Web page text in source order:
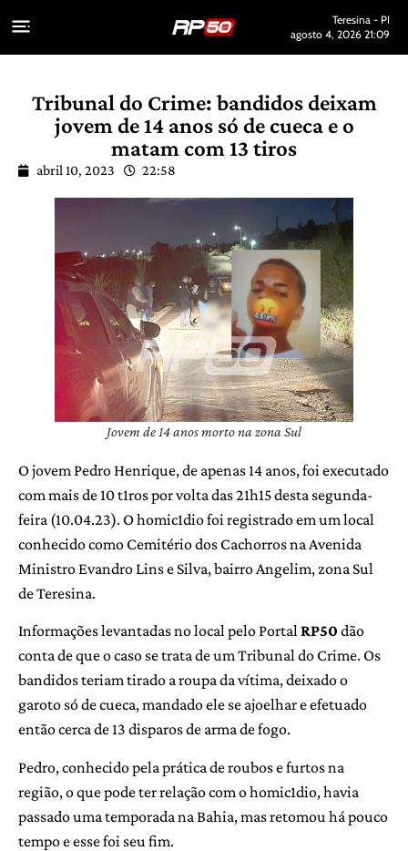
Teresina - PI
agosto 4, 2026 21:09
Tribunal do Crime: bandidos deixam
jovem de 14 anos só de cueca e o
matam com 13 tiros
abril 10, 2023 22:58
Jovem de 14 anos morto na zona Sul
O jovem Pedro Henrique, de apenas 14 anos, foi executado
com mais de 10 t1ros por volta das 21h15 desta segunda-
feira (10.04.23). O homic1dio foi registrado em um local
conhecido como Cemitério dos Cachorros na Avenida
Ministro Evandro Lins e Silva, bairro Angelim, zona Sul
de Teresina.
Informações levantadas no local pelo PortalRP50 dão
conta de que o caso se trata de um Tribunal do Crime. Os
bandidos teriam tirado a roupa da vítima, deixado o
garoto só de cueca, mandado ele se ajoelhar e efetuado
então cerca de 13 disparos de arma de fogo.
Pedro, conhecido pela prática de roubos e furtos na
região, o que pode ter relação com o homic1dio, havia
passado uma temporada na Bahia, mas retomou há pouco
tempo e esse foi seu fim.